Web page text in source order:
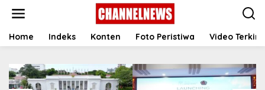
t
Home Indeks Konten Foto Peristiwa Video Terkini